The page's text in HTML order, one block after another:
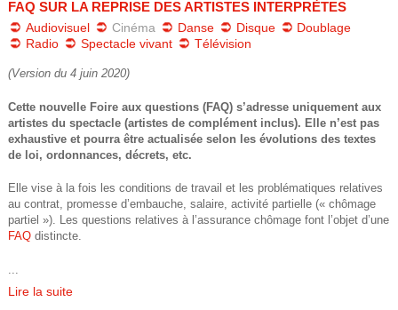
c
FAQ SUR LA REPRISE DES ARTISTES INTERPRÈTES
Audiovisuel Cinéma Danse Disque
Doublage
Radio
Spectacle vivant Télévision
(Version du 4 juin 2020)
Cette nouvelle Foire aux questions (FAQ) s’adresse uniquement aux
artistes du spectacle (artistes de complément inclus). Elle n’est pas
exhaustive et pourra être actualisée selon les évolutions des textes
de loi, ordonnances, décrets, etc.
Elle vise à la fois les conditions de travail et les problématiques relatives
au contrat, promesse d’embauche, salaire, activité partielle (« chômage
partiel »). Les questions relatives à l’assurance chômage font l’objet d’une
FAQ distincte.
...
Lire la suite